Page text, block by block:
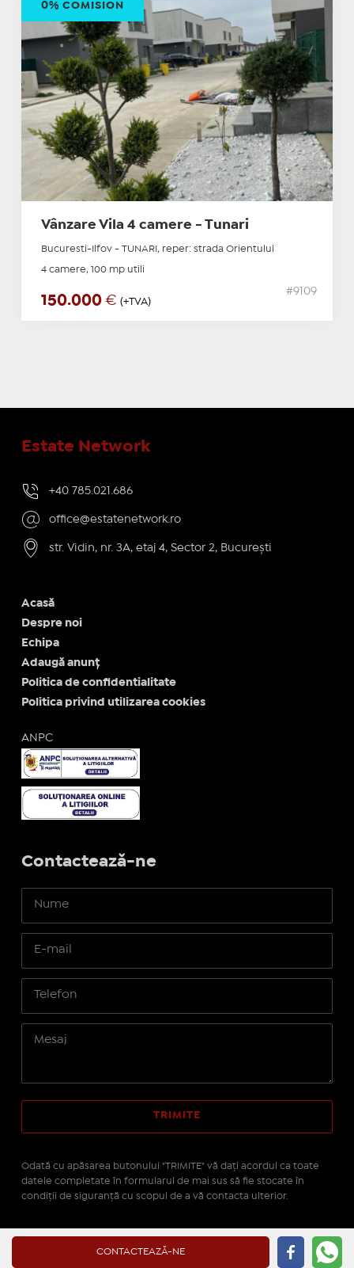
Vânzare Vila 4 camere - Tunari
Bucuresti-Ilfov - TUNARI, reper: strada Orientului
4 camere, 100 mp utili
150.000 € (+TVA)
#9109
0% COMISION
CONTACTEAZĂ-NE
Estate Network
+40 785.021.686
office@estatenetwork.ro
str. Vidin, nr. 3A, etaj 4, Sector 2, București
Acasă
Despre noi
Echipa
Adaugă anunț
Politica de confidentialitate
Politica privind utilizarea cookies
ANPC
Contactează-ne
Odată cu apăsarea butonului "TRIMITE" vă daţi acordul ca toate
datele completate în formularul de mai sus să fie stocate în
condiţii de siguranţă cu scopul de a vă contacta ulterior.
IMOPEDIA.ro - Anunțuri
pe tehnologie Real Manager - CRM Imobiliar